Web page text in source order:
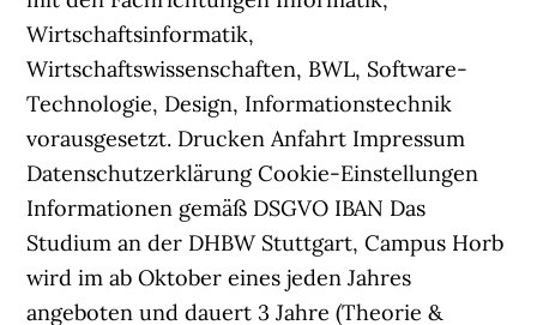
Wirtschaftsinformatik,
Wirtschaftswissenschaften, BWL, Software-
Technologie, Design, Informationstechnik
vorausgesetzt. Drucken Anfahrt Impressum
Datenschutzerklärung Cookie-Einstellungen
Informationen gemäß DSGVO IBAN Das
Studium an der DHBW Stuttgart, Campus Horb
wird im ab Oktober eines jeden Jahres
angeboten und dauert 3 Jahre (Theorie &